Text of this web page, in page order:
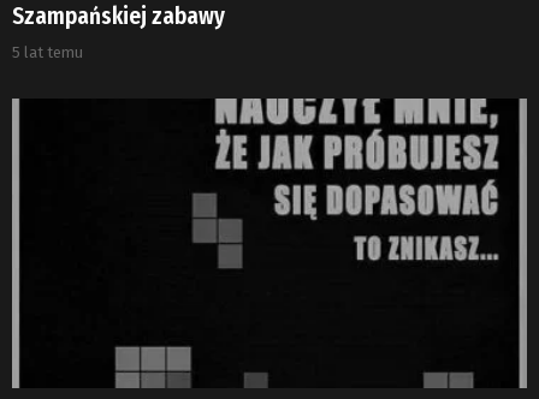
Szampańskiej zabawy
5 lat temu